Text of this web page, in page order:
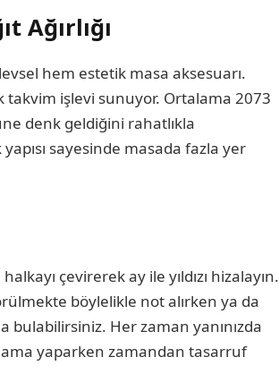
Ağırlığı
hem estetik masa aksesuarı.
takvim işlevi sunuyor. Ortalama 2073
denk geldiğini rahatlıkla
sayesinde masada fazla yer
çevirerek ay ile yıldızı hizalayın.
böylelikle not alırken ya da
Her zaman yanınızda
yaparken zamandan tasarruf